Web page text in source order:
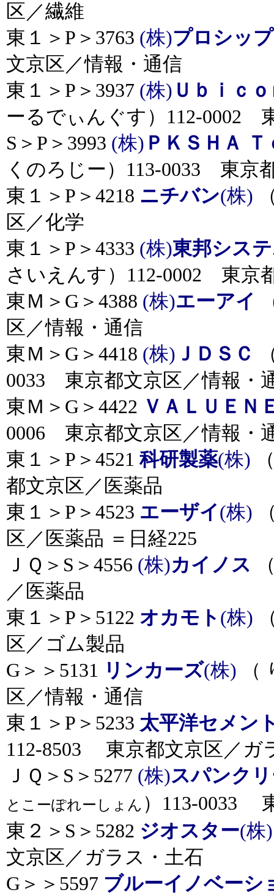
区／繊維
東１＞P＞3763 (株)プロシップ
文京区／情報・通信
東１＞P＞3937 (株) Ｕｂｉｃ
ーるでぃんぐす）112-0002
S＞P＞3993 (株) ＰＫＳＨＡ
くのろじー）113-0033 東京
東１＞P＞4218 ニチバン(株)
区／化学
東１＞P＞4333 (株)東邦シス
さいえんす）112-0002 東京
東Ｍ＞G＞4388 (株)エーアイ
区／情報・通信
東Ｍ＞G＞4418 (株) ＪＤＳＣ
0033 東京都文京区／情報・
東Ｍ＞G＞4422 ＶＡＬＵＥＮ
0006 東京都文京区／情報・
東１＞P＞4521 科研製薬(株)
都文京区／医薬品
東１＞P＞4523 エーザイ(株)
区／医薬品 ＝日経225
ＪＱ＞S＞4556 (株)カイノス
／医薬品
東１＞P＞5122 オカモト (株)
区／ゴム製品
G＞＞5131 リンカーズ(株) （
区／情報・通信
東１＞P＞5233 太平洋セメン
112-8503 東京都文京区／ガ
ＪＱ＞S＞5277 (株)スパンク
とこーぽれーしょん ）113-0033
東２＞S＞5282 ジオスター(
文京区／ガラス・土石
G＞＞5597 ブルーイノベーシ